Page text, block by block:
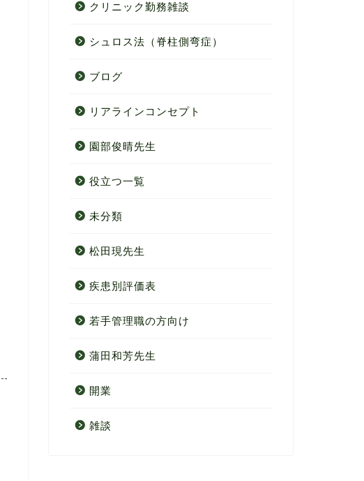
クリニック勤務雑談
シュロス法（脊柱側弯症）
ブログ
リアラインコンセプト
園部俊晴先生
役立つ一覧
未分類
松田現先生
疾患別評価表
若手管理職の方向け
蒲田和芳先生
開業
雑談